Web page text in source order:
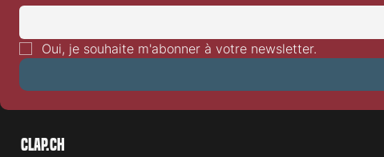
HeartOui, je souhaite m'abonner à votre newsletter.
Clap.ch